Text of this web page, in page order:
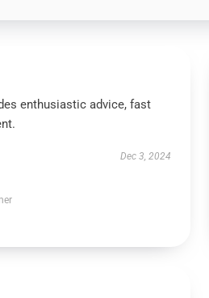
enthusiastic advice, fast
Dec 3, 2024